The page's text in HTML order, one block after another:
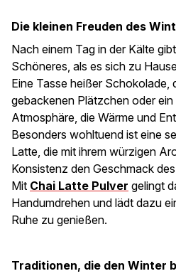
Die kleinen Freuden des
Nach einem Tag in der Kälte
Schöneres, als es sich zu
Eine Tasse heißer Schokolade,
gebackenen Plätzchen oder
Atmosphäre, die Wärme und
Besonders wohltuend ist eine
Latte, die mit ihrem würzigen
Konsistenz den Geschmack
Mit Chai Latte Pulver gelingt
Handumdrehen und lädt dazu
Ruhe zu genießen.
Traditionen, die den Winter